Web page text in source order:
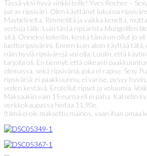
Tässä yksi hyvä vinkki teille! Yves Rocher –
paras ripsiväri. Olen käyttänyt lukuisia
Maybelinelta, Rimmeliltä ja vaikka keneltä,
vertoja tälle. Luin tästä ripsarista Mungolifen
sitä. Onneksi kokeilin, koska tämä on ollut jo yli
luottoripsivärini. Ennen kuin aloin käyttää tätä,
näin hyviä ripsivärejä voi olla. Luulin, että
tarjolla oli. En tiennyt, että oikeasti
olemassa, sekä ripsiväriä, joka ei rapise. Sexy
ripsiväriä: ei paakkuunnu, ei varise, pysyy
veden kestävä. Erotellut ripset ja voluumia.
Maksaakin vain 15 euroa eli ei paha. Katselin
verkkokaupassa hintaa 11,90e.
(tämä ei ole maksettu mainos, vaan ihan omaa